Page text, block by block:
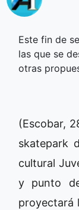
Este fin de
las que se
otras
(Escobar,
skatepark
cultural
y punto
proyectará